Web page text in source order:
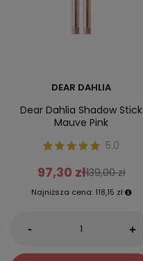
DEAR DAHLIA
Dear Dahlia Shadow Stick
Mauve Pink
5.0
97,30 zł139,00 zł
Najniższa cena: 118,15 zł
- +